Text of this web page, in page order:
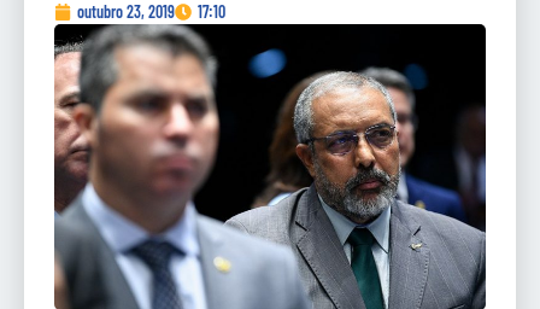
outubro 23, 2019 17:10